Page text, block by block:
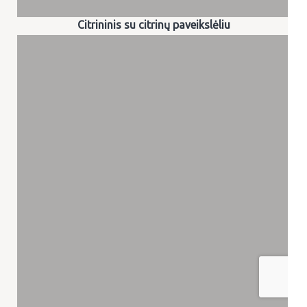
Citrininis su citrinų paveikslėliu